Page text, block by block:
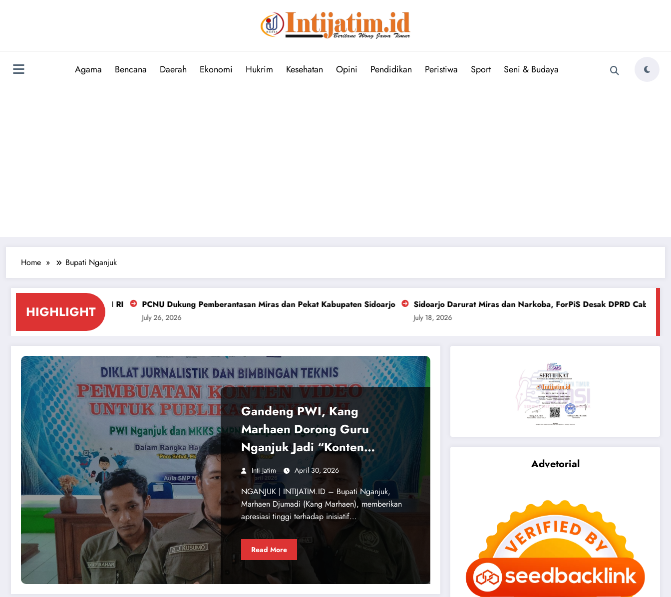
Agama Bencana Daerah Ekonomi Hukrim Kesehatan Opini Pendidikan Peristiwa Sport Seni & Budaya
Home Bupati Nganjuk
HIGHLIGHT
HUT ke-81 RI PCNU Dukung Pemberantasan Miras dan Pekat Kabupaten Sidoarjo
July 26, 2026
Sidoarjo Darurat Miras dan Narkoba, ForPiS Desak DPRD Cabut Izin Gudang
Gandeng PWI, Kang
Marhaen Dorong Guru
Nganjuk Jadi “Konten
Kreator” Sekolah
Inti Jatim April 30, 2026
​NGANJUK | INTIJATIM.ID – Bupati Nganjuk,
Marhaen Djumadi (Kang Marhaen), memberikan
apresiasi tinggi terhadap inisiatif…
Read More
Advetorial